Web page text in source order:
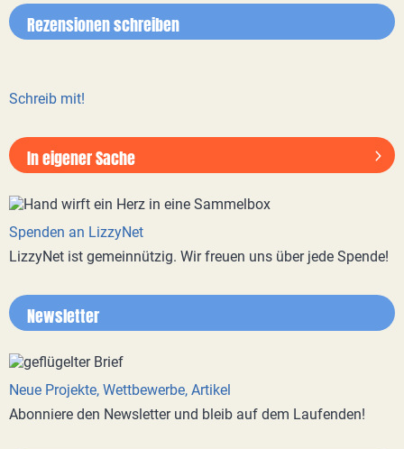
Rezensionen schreiben
Schreib mit!
In eigener Sache
Spenden an LizzyNet
LizzyNet ist gemeinnützig. Wir freuen uns über jede Spende!
Newsletter
Neue Projekte, Wettbewerbe, Artikel
Abonniere den Newsletter und bleib auf dem Laufenden!